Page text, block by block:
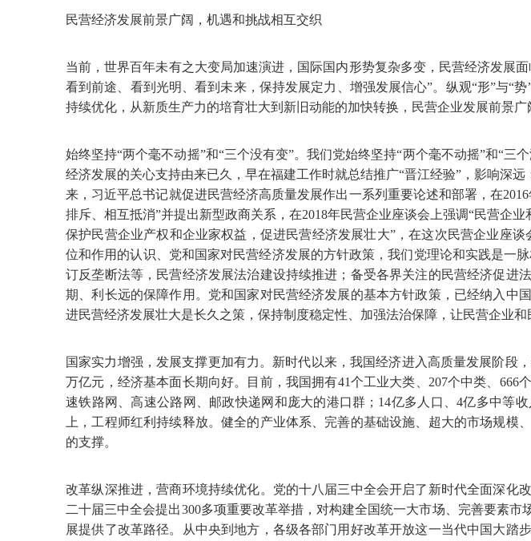
民营经济发展前景广阔，机遇和挑战相互交织
当前，世界百年未有之大变局加速演进，国际国内形势复杂多变，民营经济发展
看到前途、看到光明、看到未来，保持发展定力、增强发展信心”。纵观“形”与“
持续优化，从新质生产力的培育壮大到新旧动能的加快转换，民营企业发展前景广
始终坚持“两个毫不动摇”和“三个没有变”。我们党始终坚持“两个毫不动摇”和“
经济发展的关心支持由来已久，早在福建工作时就总结推广“晋江经验”，影响深
来，习近平总书记就促进民营经济高质量发展作出一系列重要论述和部署，在
排斥、相互抵消”并提出新型政商关系，在2018年民营企业座谈会上强调“民营企
保护民营企业产权和企业家权益，促进民营经济发展壮大”，在这次民营企业座
位和作用的认识、党和国家对民营经济发展的方针政策，我们党理论和实践是一
订反垄断法等，民营经济发展法治建设持续推进；备受各界关注的民营经济促
期、利长远的保障作用。党和国家对民营经济发展的基本方针政策，已经纳入
进民营经济发展壮大是长久之策，保持制度稳定性、加强法治保障，让民营企业
国家实力增强，发展支撑更加有力。新时代以来，我国经济进入高质量发展阶段
万亿元，经济基本面长期向好。目前，我国拥有41个工业大类、207个中类、
速铁路网、高速公路网、邮政快递网和庞大的港口群；14亿多人口、4亿多中等
上，工程师红利持续释放。健全的产业体系、完善的基础设施、超大的市场规
的支撑。
改革纵深推进，营商环境持续优化。党的十八届三中全会开启了新时代全面深
二十届三中全会提出300多项重要改革举措，对构建全国统一大市场、完善要素
展提供了改革路径。从中央到地方，各级各部门用好改革开放这一当代中国大